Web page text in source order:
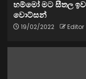
හම්මෝ මට සීතල
වොට්සන්
19/02/2022 Editor